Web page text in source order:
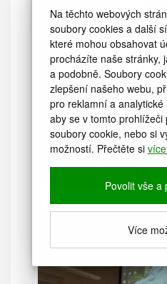
Na těchto webových
soubory cookies a další
které mohou obsahovat
procházíte naše stránky,
a podobně. Soubory
zlepšení našeho webu,
pro reklamní a analytické
aby se v tomto prohlížeči
soubory cookie, nebo si
možností. Přečtěte si
Povolit vše a
Více